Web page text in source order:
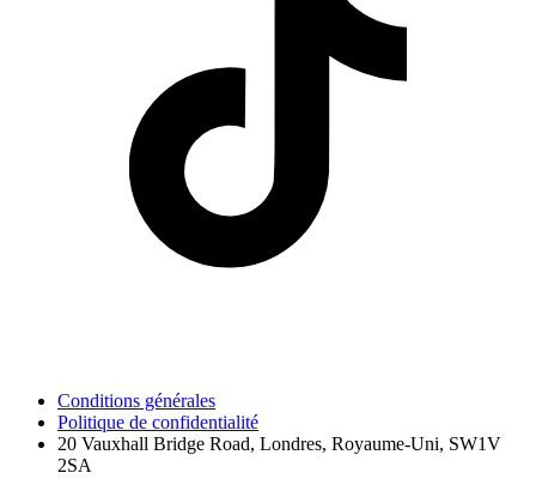
Conditions générales
Politique de confidentialité
20 Vauxhall Bridge Road, Londres, Royaume-Uni, SW1V
2SA